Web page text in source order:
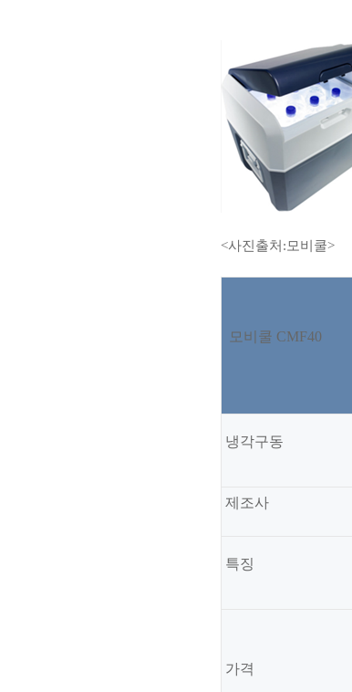
​<사진출처:모비쿨>
모비쿨 CMF40
냉각구동
제조사
특징
가격